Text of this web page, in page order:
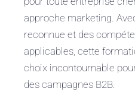
approche marketing.
reconnue et des
applicables, cette
choix incontournable
des campagnes B2B.